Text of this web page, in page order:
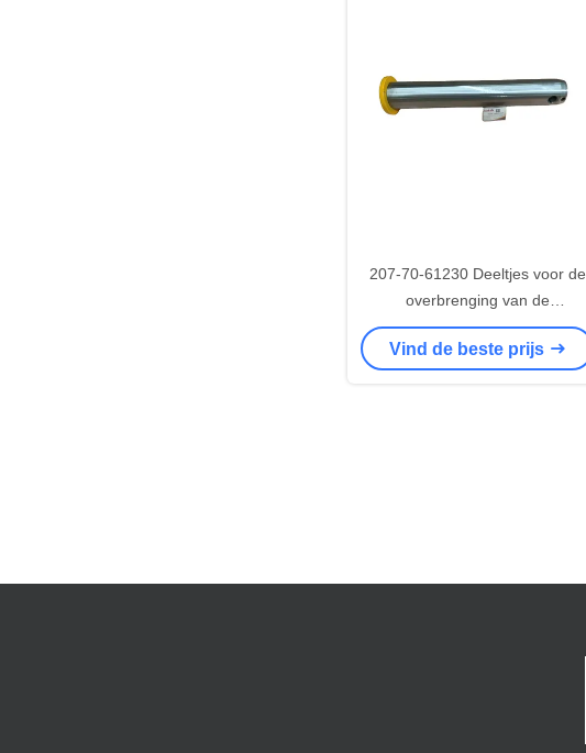
207-70-61230 Deeltjes voor de
overbrenging van de
graafmachine voor PC300-5
PC300-6
Vind de beste prijs